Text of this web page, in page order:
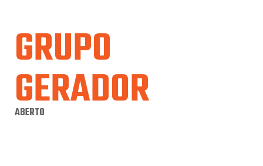
GRUPO
GERADOR
ABERTO